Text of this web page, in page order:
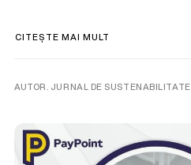
CITEȘTE MAI MULT
AUTOR. JURNAL DE SUSTENABILITATE